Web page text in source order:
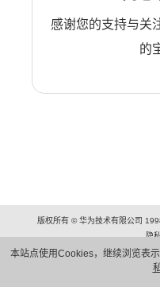
本站点使用Cookies，继续浏览表
感谢您的支持与关
的
版权所有 © 华为技术有限公司
隐